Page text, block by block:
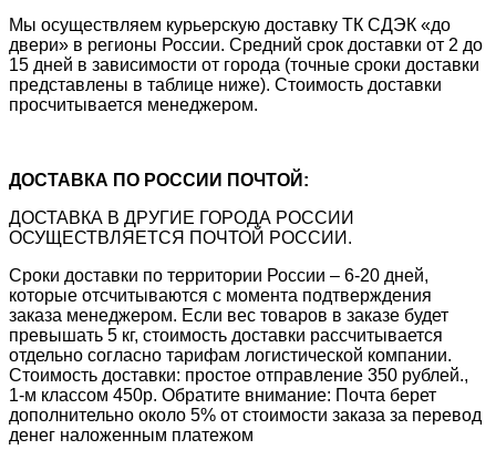
Мы осуществляем курьерскую доставку ТК СДЭК «до
двери» в регионы России. Средний срок доставки от 2 до
15 дней в зависимости от города (точные сроки доставки
представлены в таблице ниже). Стоимость доставки
просчитывается менеджером.
ДОСТАВКА ПО РОССИИ ПОЧТОЙ:
ДОСТАВКА В ДРУГИЕ ГОРОДА РОССИИ
ОСУЩЕСТВЛЯЕТСЯ ПОЧТОЙ РОССИИ.
Сроки доставки по территории России – 6-20 дней,
которые отсчитываются с момента подтверждения
заказа менеджером. Если вес товаров в заказе будет
превышать 5 кг, стоимость доставки рассчитывается
отдельно согласно тарифам логистической компании.
Стоимость доставки: простое отправление 350 рублей.,
1-м классом 450р. Обратите внимание: Почта берет
дополнительно около 5% от стоимости заказа за перевод
денег наложенным платежом